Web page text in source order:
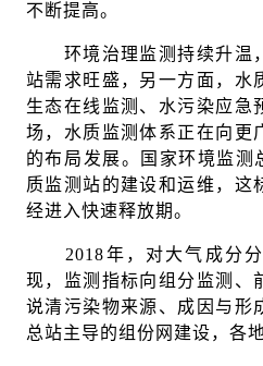
不断提高。
环境治理监测持续升温
站需求旺盛，另一方面，水
生态在线监测、水污染应急
场，水质监测体系正在向更
的布局发展。国家环境监测
质监测站的建设和运维，这
经进入快速释放期。
2018年，对大气成分
现，监测指标向组分监测、
说清污染物来源、成因与形
总站主导的组份网建设，各